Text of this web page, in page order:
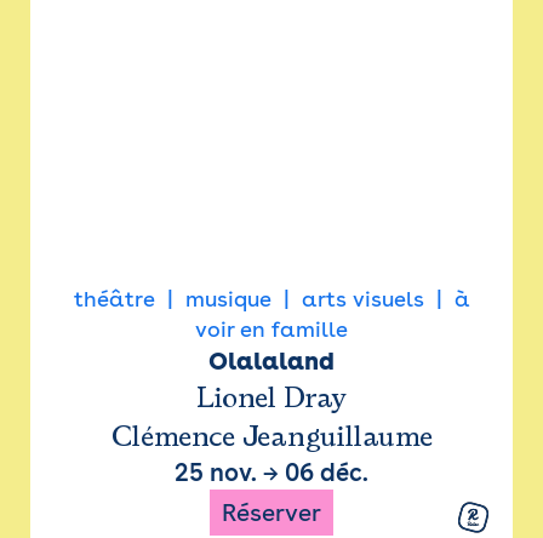
théâtre musique arts visuels
à
voir en famille
Olalaland
Lionel Dray
Clémence Jeanguillaume
25 nov. → 06 déc.
Réserver